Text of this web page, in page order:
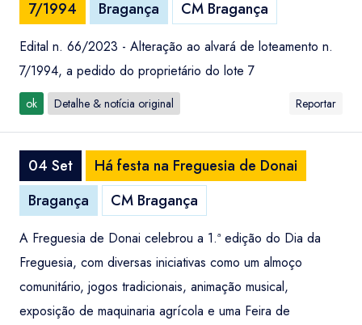
7/1994 Bragança CM Bragança
Edital n. 66/2023 - Alteração ao alvará de loteamento n.
7/1994, a pedido do proprietário do lote 7
ok Detalhe & notícia original Reportar
04 Set
Há festa na Freguesia de Donai
Bragança
CM Bragança
A Freguesia de Donai celebrou a 1.ª edição do Dia da
Freguesia, com diversas iniciativas como um almoço
comunitário, jogos tradicionais, animação musical,
exposição de maquinaria agrícola e uma Feira de